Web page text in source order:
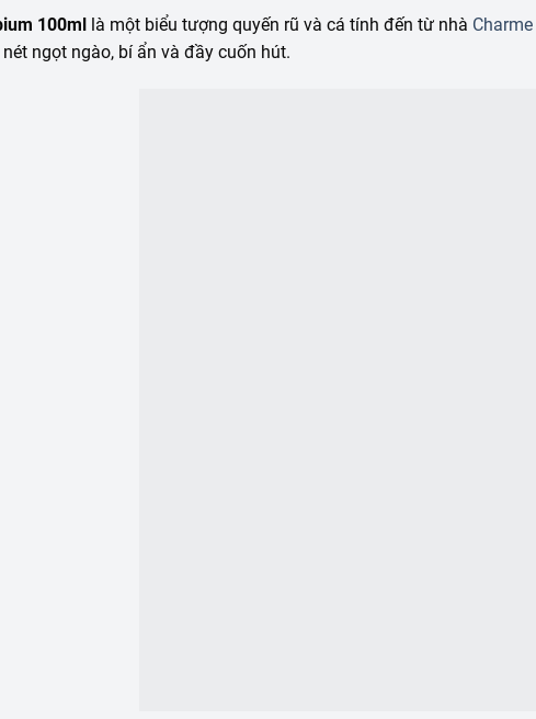
100ml là một biểu tượng quyến rũ và cá tính đến từ nhà
ngọt ngào, bí ẩn và đầy cuốn hút.